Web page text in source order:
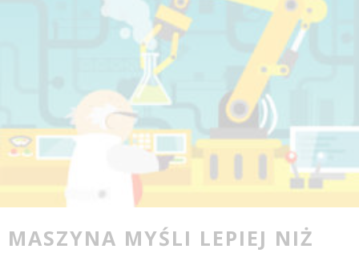
MASZYNA MYŚLI LEPIEJ NIŻ